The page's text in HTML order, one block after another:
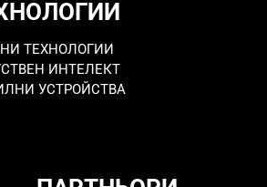
ТЕХНОЛОГИИ
ИНТЕЛЕКТ
УСТРОЙСТВА